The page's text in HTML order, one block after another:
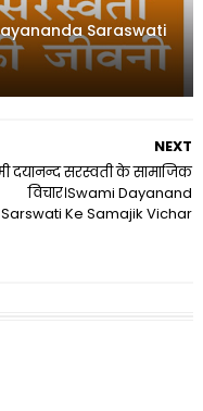
Saraswati
NEXT
दयानन्द सरस्वती के सामाजिक
विचार।Swami Dayanand
Sarswati Ke Samajik Vichar